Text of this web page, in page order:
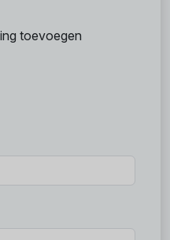
toevoegen